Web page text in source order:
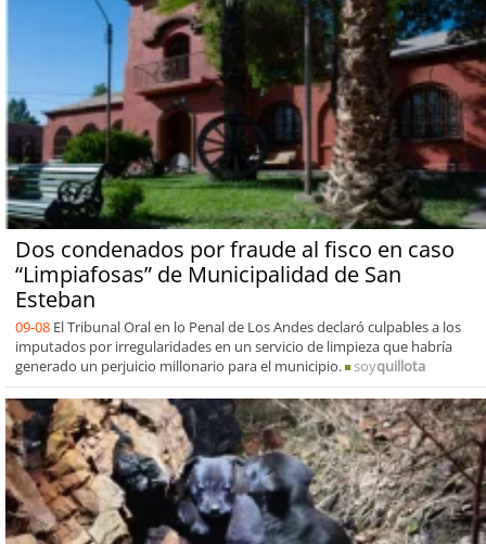
Dos condenados por fraude al fisco en caso
“Limpiafosas” de Municipalidad de San
Esteban
09-08 El Tribunal Oral en lo Penal de Los Andes declaró culpables a los
imputados por irregularidades en un servicio de limpieza que habría
generado un perjuicio millonario para el municipio.
soyquillota